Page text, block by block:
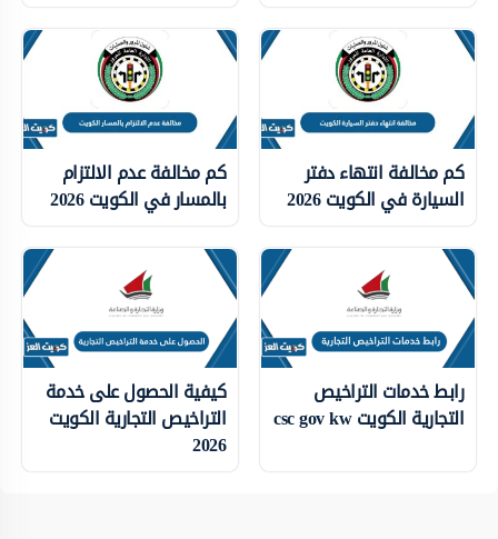
كم مخالفة انتهاء دفتر
السيارة في الكويت 2026
كم مخالفة عدم الالتزام
بالمسار في الكويت 2026
رابط خدمات التراخيص
التجارية الكويت csc gov kw
كيفية الحصول على خدمة
التراخيص التجارية الكويت
2026